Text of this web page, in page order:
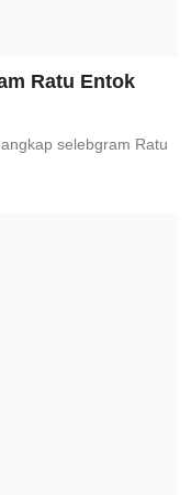
Ratu Entok
selebgram Ratu